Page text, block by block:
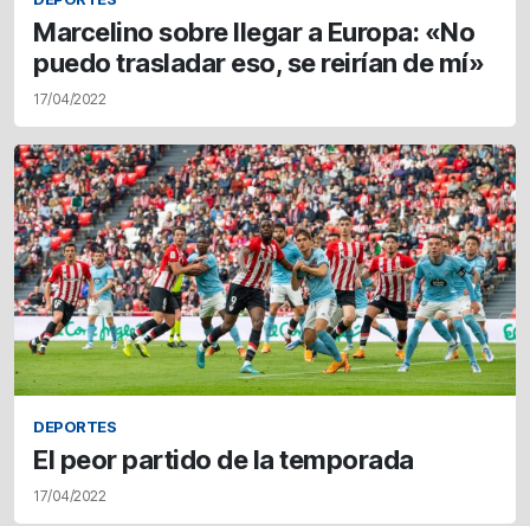
Marcelino sobre llegar a Europa: «No
puedo trasladar eso, se reirían de mí»
17/04/2022
DEPORTES
El peor partido de la temporada
17/04/2022